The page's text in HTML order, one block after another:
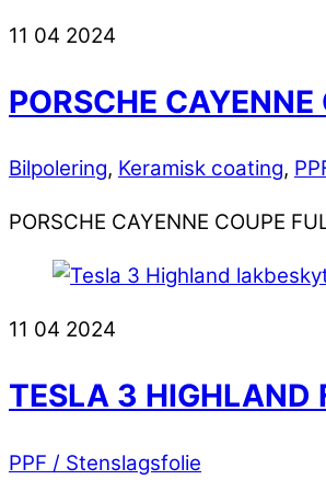
11 04 2024
PORSCHE
Bilpolering, Keramisk coating,
PORSCHE CAYENNE COUPE
11 04 2024
TESLA 3 HIGHLAND
PPF / Stenslagsfolie